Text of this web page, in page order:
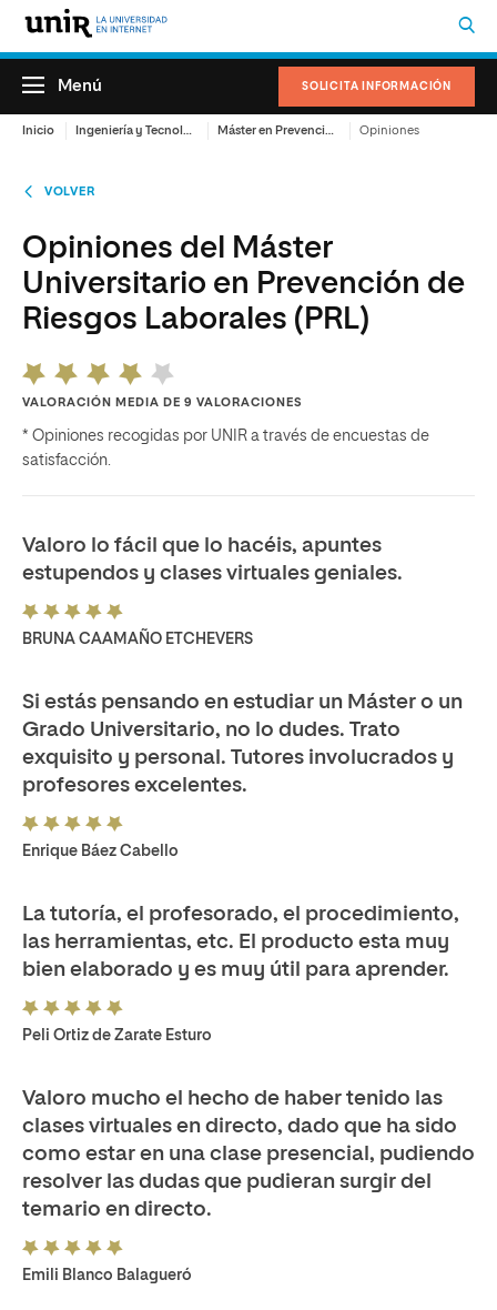
SOLICITA INFORMACIÓN
Menú
Inicio Opiniones
VOLVER
Opiniones del Máster
Universitario en Prevención de
Riesgos Laborales (PRL)
VALORACIÓN MEDIA DE 9 VALORACIONES
* Opiniones recogidas por UNIR a través de encuestas de
satisfacción.
Valoro lo fácil que lo hacéis, apuntes
estupendos y clases virtuales geniales.
BRUNA CAAMAÑO ETCHEVERS
Si estás pensando en estudiar un Máster o un
Grado Universitario, no lo dudes. Trato
exquisito y personal. Tutores involucrados y
profesores excelentes.
Enrique Báez Cabello
La tutoría, el profesorado, el procedimiento,
las herramientas, etc. El producto esta muy
bien elaborado y es muy útil para aprender.
Peli Ortiz de Zarate Esturo
Valoro mucho el hecho de haber tenido las
clases virtuales en directo, dado que ha sido
como estar en una clase presencial, pudiendo
resolver las dudas que pudieran surgir del
temario en directo.
Emili Blanco Balagueró